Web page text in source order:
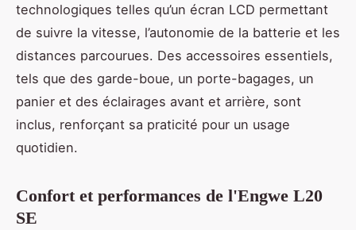
technologiques telles qu’un écran LCD permettant
de suivre la vitesse, l’autonomie de la batterie et les
distances parcourues. Des accessoires essentiels,
tels que des garde-boue, un porte-bagages, un
panier et des éclairages avant et arrière, sont
inclus, renforçant sa praticité pour un usage
quotidien.
Confort et performances de l'Engwe L20
SE